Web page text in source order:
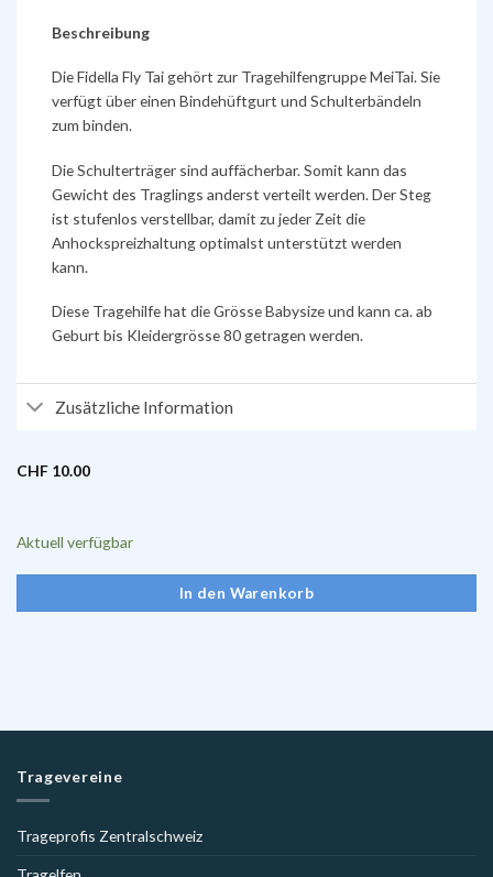
Beschreibung
Die Fidella Fly Tai gehört zur Tragehilfengruppe MeiTai. Sie
verfügt über einen Bindehüftgurt und Schulterbändeln
zum binden.
Die Schulterträger sind auffächerbar. Somit kann das
Gewicht des Traglings anderst verteilt werden. Der Steg
ist stufenlos verstellbar, damit zu jeder Zeit die
Anhockspreizhaltung optimalst unterstützt werden
kann.
Diese Tragehilfe hat die Grösse Babysize und kann ca. ab
Geburt bis Kleidergrösse 80 getragen werden.
Zusätzliche Information
CHF 10.00
Aktuell verfügbar
In den Warenkorb
Tragevereine
Trageprofis Zentralschweiz